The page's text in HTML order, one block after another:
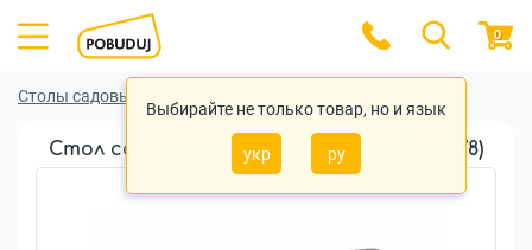
Выбирайте не только товар, но и язык
укр ру
0
Столы садовые
Стол садовый Bica Bergen (8003723104378)